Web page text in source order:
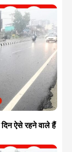
ऐसे रहने वाले हैं